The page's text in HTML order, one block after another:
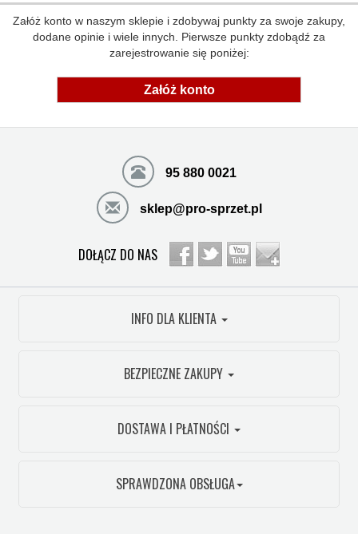
Załóż konto w naszym sklepie i zdobywaj punkty za swoje zakupy,
dodane opinie i wiele innych. Pierwsze punkty zdobądź za
zarejestrowanie się poniżej:
Załóż konto
95 880 0021
sklep@pro-sprzet.pl
DOŁĄCZ DO NAS
INFO DLA KLIENTA
BEZPIECZNE ZAKUPY
DOSTAWA I PŁATNOŚCI
SPRAWDZONA OBSŁUGA